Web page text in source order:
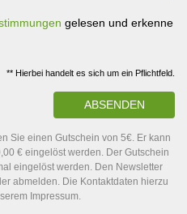
gelesen und erkenne
** Hierbei handelt es sich um ein Pflichtfeld.
ABSENDEN
Sie einen Gutschein von 5€. Er kann
€ eingelöst werden. Der Gutschein
eingelöst werden. Den Newsletter
abmelden. Die Kontaktdaten hierzu
Impressum.